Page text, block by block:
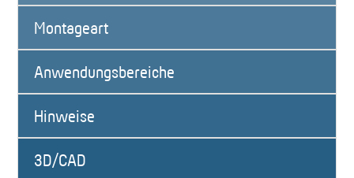
Montageart
Anwendungsbereiche
Hinweise
3D/CAD